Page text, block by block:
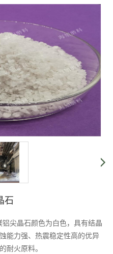
石
尖晶石颜色为白色，具有结晶
能力强、热震稳定性高的优异
耐火原料。